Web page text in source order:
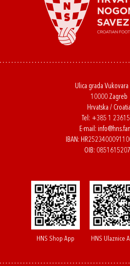
Ulica grada
10000 Zagreb
Hrvatska / Croatia
Tel: +385 1
E-mail:
IBAN:
OIB:
HNS Shop App HNS Ulaznice